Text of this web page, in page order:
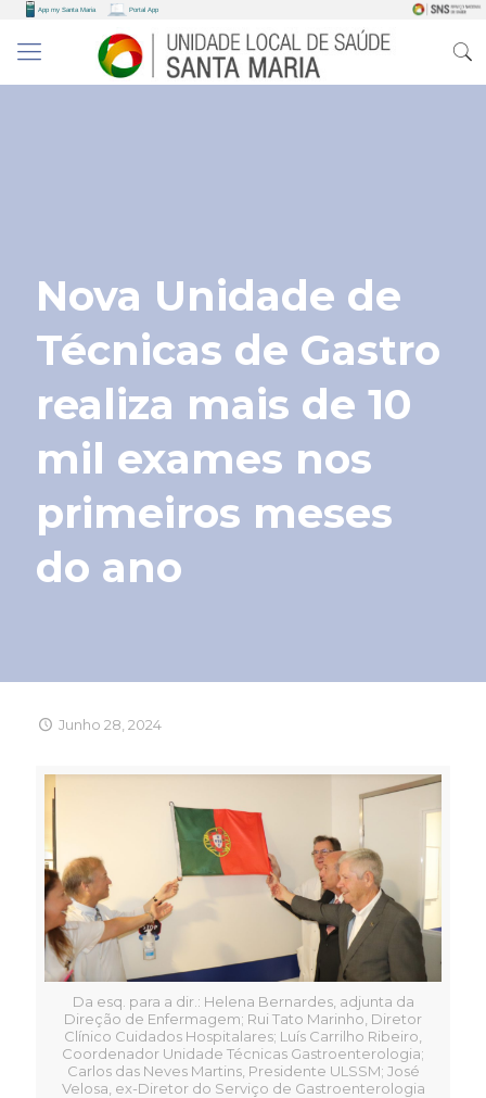
Nova Unidade de
Técnicas de Gastro
realiza mais de 10
mil exames nos
primeiros meses
do ano
Junho 28, 2024
Da esq. para a dir.: Helena Bernardes, adjunta da
Direção de Enfermagem; Rui Tato Marinho, Diretor
Clínico Cuidados Hospitalares; Luís Carrilho Ribeiro,
Coordenador Unidade Técnicas Gastroenterologia;
Carlos das Neves Martins, Presidente ULSSM; José
Velosa, ex-Diretor do Serviço de Gastroenterologia